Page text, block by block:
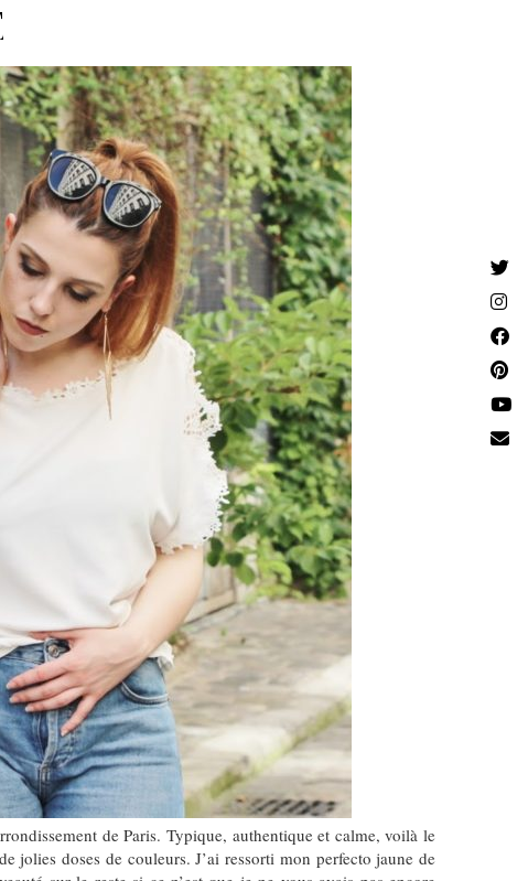
de Paris. Typique, authentique et calme, voilà le
jolies doses de couleurs. J’ai ressorti mon perfecto jaune de